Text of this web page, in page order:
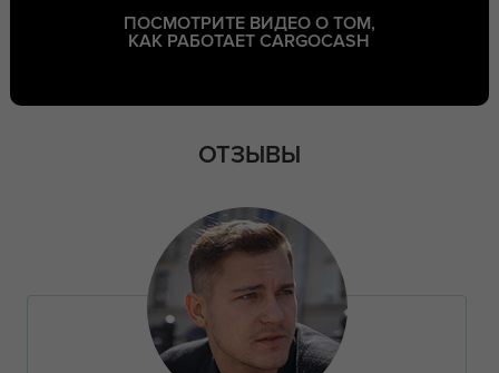
ПОСМОТРИТЕ ВИДЕО О ТОМ,
КАК РАБОТАЕТ CARGOCASH
ОТЗЫВЫ